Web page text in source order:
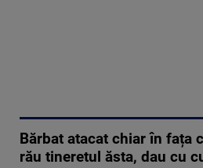
Bărbat atacat chiar în fața
rău tineretul ăsta, dau cu